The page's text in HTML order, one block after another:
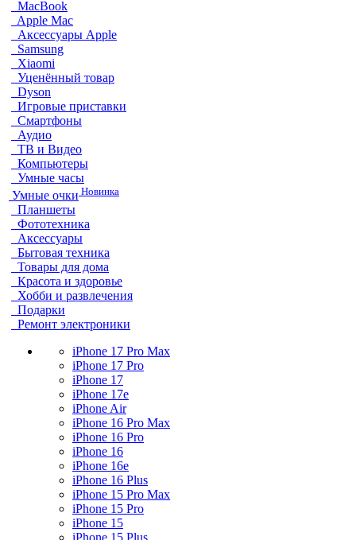
MacBook
Apple Mac
Аксессуары Apple
Samsung
Xiaomi
Уценённый товар
Dyson
Игровые приставки
Смартфоны
Аудио
ТВ и Видео
Компьютеры
Умные часы
Умные очки Новинка
Планшеты
Фототехника
Аксессуары
Бытовая техника
Товары для дома
Красота и здоровье
Хобби и развлечения
Подарки
Ремонт электроники
iPhone 17 Pro Max
iPhone 17 Pro
iPhone 17
iPhone 17e
iPhone Air
iPhone 16 Pro Max
iPhone 16 Pro
iPhone 16
iPhone 16e
iPhone 16 Plus
iPhone 15 Pro Max
iPhone 15 Pro
iPhone 15